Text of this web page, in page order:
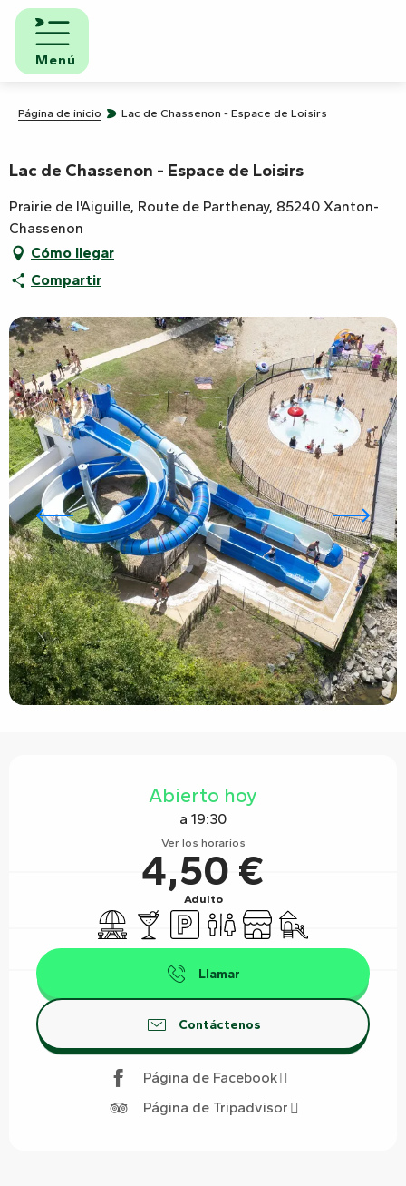
Aller
contenu
principal
Menú
Página de inicio Lac de Chassenon - Espace de Loisirs
Lac de Chassenon - Espace de Loisirs
Prairie de l'Aiguille, Route de Parthenay, 85240 Xanton-
Chassenon
Cómo llegar
Compartir
Abierto hoy
a 19:30
Ver los horarios
4,50 €
Adulto
Zona de picnic
Bar / Refrigerio
Aparcamiento
AseosTiendaJuegos infantiles /
Llamar
Contáctenos
Página de Facebook
Página de Tripadvisor